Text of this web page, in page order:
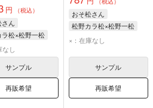
円 （税込）
さん
ラ松×松野一松
松
なし
サンプル
再販希望
おそ松さん
松野カラ松×松野一松
松野カラ松
×：在庫なし
サンプル
再販希望